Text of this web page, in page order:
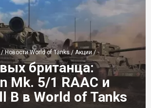
/ Новости World of Tanks/ Акции/
британца:
Mk. 5/1 RAAC и
B в World of Tanks